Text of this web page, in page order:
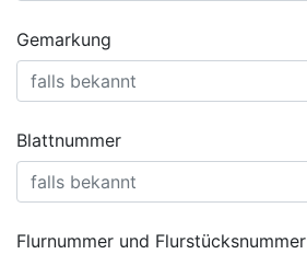
Gemarkung
Blattnummer
Flurnummer und Flurstücksnummer